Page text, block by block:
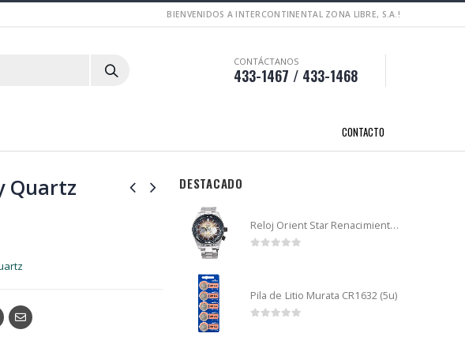
BIENVENIDOS A INTERCONTINENTAL ZONA LIBRE, S.A.!
CONTÁCTANOS
433-1467 / 433-1468
CONTACTO
Quartz
DESTACADO
Reloj Orient Star Renacimiento mecánico - Retro Future Guitar - RA-AR0303G
Pila de Litio Murata CR1632 (5u)